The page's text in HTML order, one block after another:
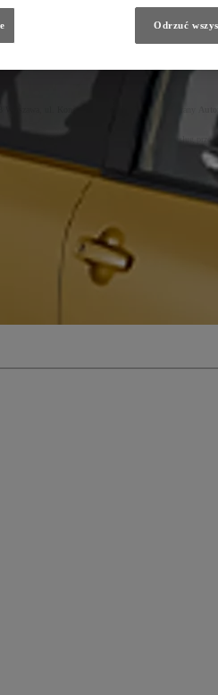
lub przeglądem i przekazanymi danymi,
ochrony osób fizycznych w związku z
na podstawie zgłoszenia chęci skorzystania z usług
interesu Dilera (podstawa z art. 6 ust. 1 lit. f RODO)
produktów Toyota, optymalizacji procesów obsługi,
się w związku z działaniem sieci dilerskiej) (podstawa z
informacji na wypadek prawnej potrzeby
w zakresie usług IT, usług marketingowych,
mogą ujawnić się roszczenia związane z usługą;
przez Ciebie sprzeciwu, z zastrzeżeniem
przetwarzania, prawo do przenoszenia danych, prawo
Twoich danych osobowych narusza przepisy RODO;
podstawie prawnie uzasadnionego interesu,
niezbędne do ewentualnego ustalenia, dochodzenia lub
Odrzuć